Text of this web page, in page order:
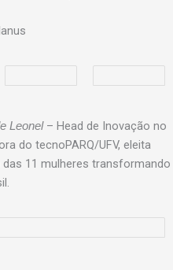
Leonel– Head de Inovação no
do tecnoPARQ/UFV, eleita
11 mulheres transformando